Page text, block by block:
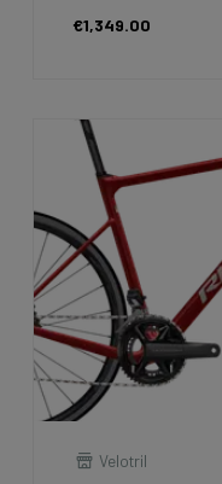
€1,349.00
Velotril